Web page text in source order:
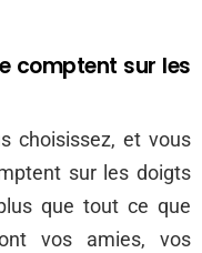
comptent sur les
choisissez, et vous
sur les doigts
que tout ce que
vos amies, vos